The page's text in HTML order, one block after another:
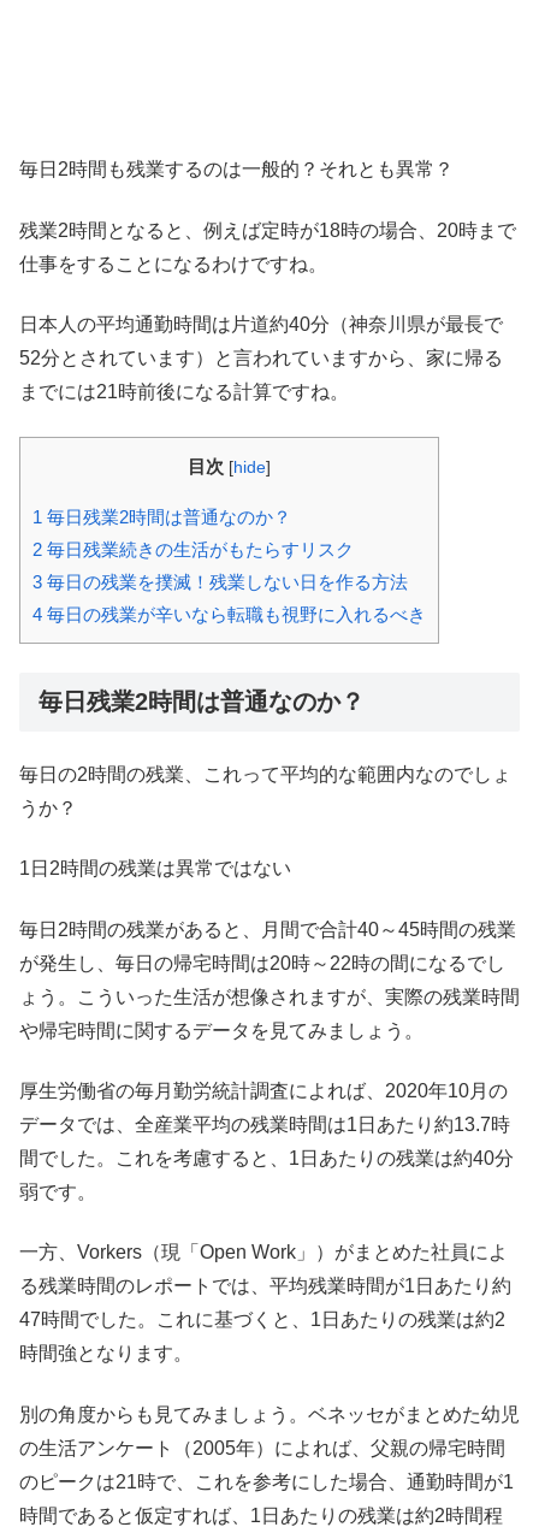
毎日2時間も残業するのは一般的？それとも異常？
残業2時間となると、例えば定時が18時の場合、20時まで
仕事をすることになるわけですね。
日本人の平均通勤時間は片道約40分（神奈川県が最長で
52分とされています）と言われていますから、家に帰る
までには21時前後になる計算ですね。
目次 [hide]
1 毎日残業2時間は普通なのか？
2 毎日残業続きの生活がもたらすリスク
3 毎日の残業を撲滅！残業しない日を作る方法
4 毎日の残業が辛いなら転職も視野に入れるべき
毎日残業2時間は普通なのか？
毎日の2時間の残業、これって平均的な範囲内なのでしょ
うか？
1日2時間の残業は異常ではない
毎日2時間の残業があると、月間で合計40～45時間の残業
が発生し、毎日の帰宅時間は20時～22時の間になるでし
ょう。こういった生活が想像されますが、実際の残業時間
や帰宅時間に関するデータを見てみましょう。
厚生労働省の毎月勤労統計調査によれば、2020年10月の
データでは、全産業平均の残業時間は1日あたり約13.7時
間でした。これを考慮すると、1日あたりの残業は約40分
弱です。
一方、Vorkers（現「Open Work」）がまとめた社員によ
る残業時間のレポートでは、平均残業時間が1日あたり約
47時間でした。これに基づくと、1日あたりの残業は約2
時間強となります。
別の角度からも見てみましょう。ベネッセがまとめた幼児
の生活アンケート（2005年）によれば、父親の帰宅時間
のピークは21時で、これを参考にした場合、通勤時間が1
時間であると仮定すれば、1日あたりの残業は約2時間程